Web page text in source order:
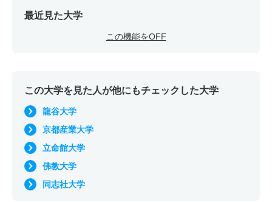
最近見た大学
この機能をOFF
この大学を見た人が他にもチェックした大学
龍谷大学
京都産業大学
立命館大学
佛教大学
同志社大学